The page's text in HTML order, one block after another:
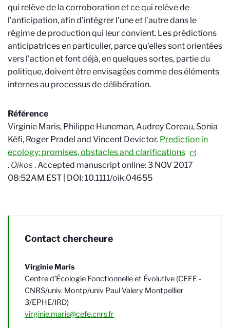
qui relève de la corroboration et ce qui relève de
l’anticipation, afin d’intégrer l’une et l’autre dans le
régime de production qui leur convient. Les prédictions
anticipatrices en particulier, parce qu’elles sont orientées
vers l’action et font déjà, en quelques sortes, partie du
politique, doivent être envisagées comme des éléments
internes au processus de délibération.
Référence
Virginie Maris, Philippe Huneman, Audrey Coreau, Sonia
Kéfi, Roger Pradel and Vincent Devictor. Prediction in
ecology: promises, obstacles and clarifications
. Oikos. Accepted manuscript online: 3 NOV 2017
08:52AM EST | DOI: 10.1111/oik.04655
Contact chercheure
Virginie Maris
Centre d’Écologie Fonctionnelle et Évolutive (CEFE -
CNRS/univ. Montp/univ Paul Valery Montpellier
3/EPHE/IRD)
virginie.maris@cefe.cnrs.fr